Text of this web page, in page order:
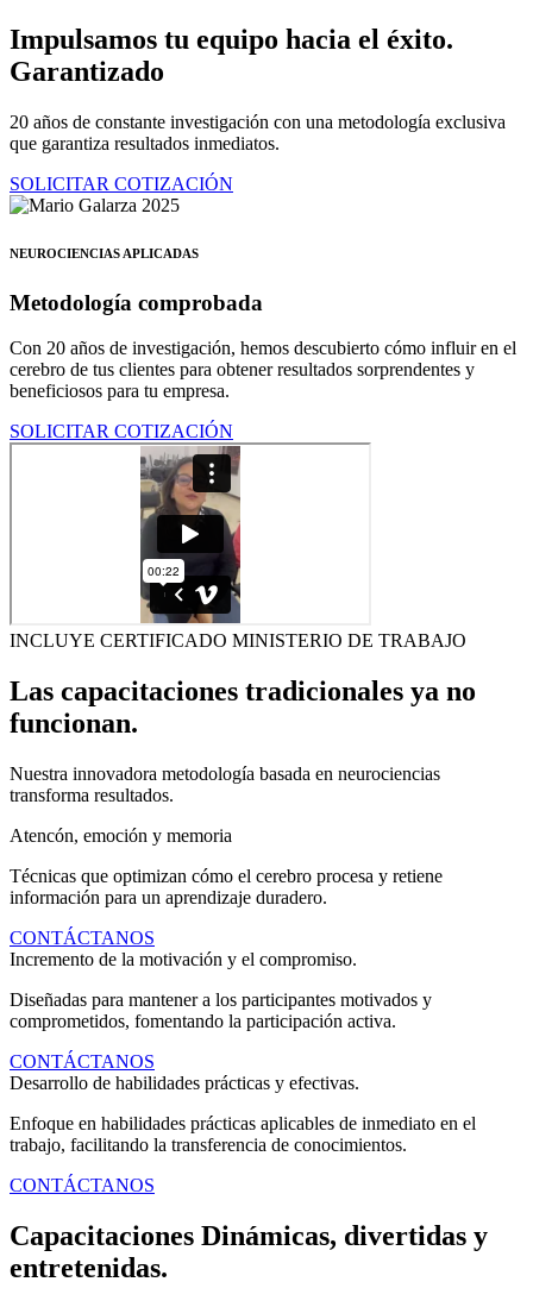
Ir
al
contenido
Impulsamos tu equipo hacia el éxito.
Garantizado
20 años de constante investigación con una metodología exclusiva
que garantiza resultados inmediatos.
SOLICITAR COTIZACIÓN
NEUROCIENCIAS APLICADAS
Metodología comprobada
Con 20 años de investigación, hemos descubierto cómo influir en el
cerebro de tus clientes para obtener resultados sorprendentes y
beneficiosos para tu empresa.
SOLICITAR COTIZACIÓN
INCLUYE CERTIFICADO MINISTERIO DE TRABAJO
Las capacitaciones tradicionales ya no
funcionan.
Nuestra innovadora metodología basada en neurociencias
transforma resultados.
Atencón, emoción y memoria
Técnicas que optimizan cómo el cerebro procesa y retiene
información para un aprendizaje duradero.
CONTÁCTANOS
Incremento de la motivación y el compromiso.
Diseñadas para mantener a los participantes motivados y
comprometidos, fomentando la participación activa.
CONTÁCTANOS
Desarrollo de habilidades prácticas y efectivas.
Enfoque en habilidades prácticas aplicables de inmediato en el
trabajo, facilitando la transferencia de conocimientos.
CONTÁCTANOS
Capacitaciones Dinámicas, divertidas y
entretenidas.